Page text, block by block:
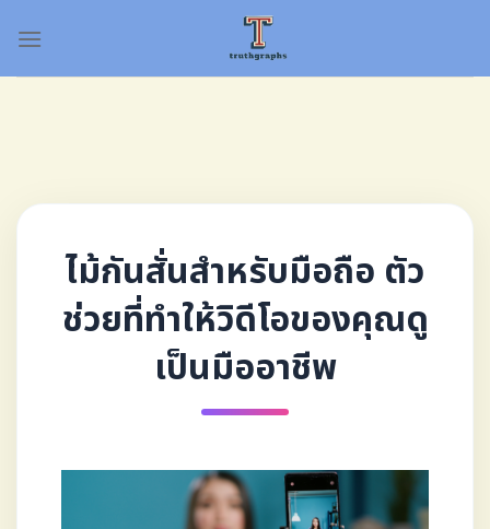
ไม้กันสั่นสำหรับมือถือ ตัว
ช่วยที่ทำให้วิดีโอของคุณดู
เป็นมืออาชีพ